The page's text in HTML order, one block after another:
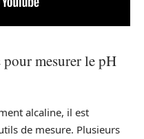
mesurer le pH
alcaline, il est
de mesure. Plusieurs